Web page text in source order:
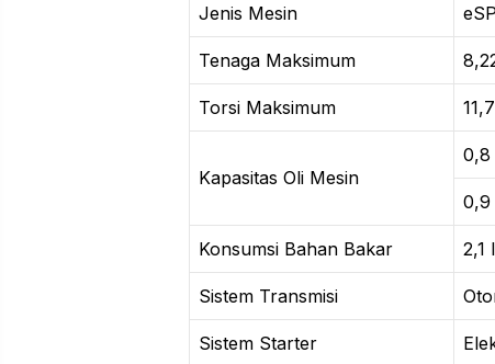
Jenis Mesin
Tenaga Maksimum
Torsi Maksimum
Kapasitas Oli Mesin
0,8
0,9
Konsumsi Bahan Bakar 2,1
Sistem Transmisi
Sistem Starter